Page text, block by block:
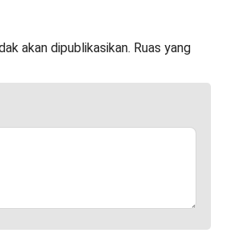
akan dipublikasikan. Ruas yang